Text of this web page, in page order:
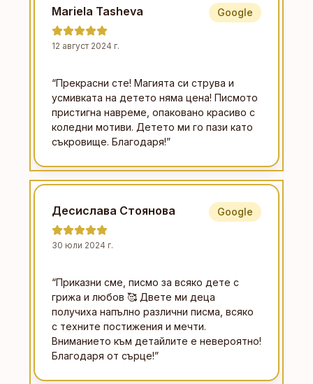
Mariela Tasheva
12 август 2024 г.
Google
“Прекрасни сте! Магията си струва и
усмивката на детето няма цена! Писмото
пристигна навреме, опаковано красиво с
коледни мотиви. Детето ми го пази като
съкровище. Благодаря!”
Десислава Стоянова
30 юли 2024 г.
Google
“Приказни сме, писмо за всяко дете с
грижа и любов 🥰 Двете ми деца
получиха напълно различни писма, всяко
с техните постижения и мечти.
Вниманието към детайлите е невероятно!
Благодаря от сърце!”